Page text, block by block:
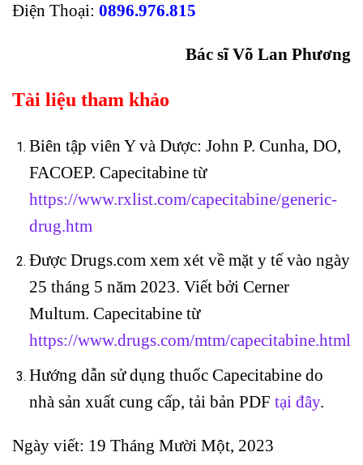
Điện Thoại: 0896.976.815
Bác sĩ Võ Lan Phương
Tài liệu tham khảo
Biên tập viên Y và Dược: John P. Cunha, DO,
FACOEP. Capecitabine từ
https://www.rxlist.com/capecitabine/generic-
drug.htm
Được Drugs.com xem xét về mặt y tế vào ngày
25 tháng 5 năm 2023. Viết bởi Cerner
Multum. Capecitabine từ
https://www.drugs.com/mtm/capecitabine.html
Hướng dẫn sử dụng thuốc Capecitabine do
nhà sản xuất cung cấp, tải bản PDF tại đây.
Ngày viết: 19 Tháng Mười Một, 2023